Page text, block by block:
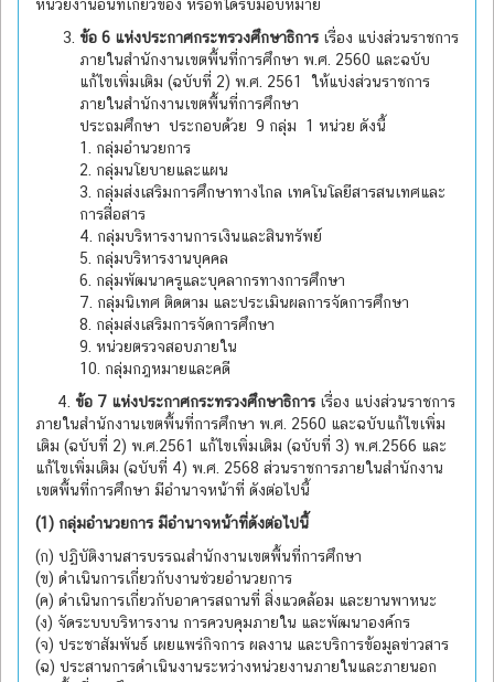
หน่วยงานอื่นที่เกี่ยวข้อง หรือที่ได้รับมอบหมาย
ข้อ 6 แห่งประกาศกระทรวงศึกษาธิการ เรื่อง แบ่งส่วนราชการ
ภายในสำนักงานเขตพื้นที่การศึกษา พ.ศ. 2560 และฉบับ
แก้ไขเพิ่มเติม (ฉบับที่ 2) พ.ศ. 2561 ให้แบ่งส่วนราชการ
ภายในสำนักงานเขตพื้นที่การศึกษา
ประถมศึกษา ประกอบด้วย 9 กลุ่ม 1 หน่วย ดังนี้
1. กลุ่มอำนวยการ
2. กลุ่มนโยบายและแผน
3. กลุ่มส่งเสริมการศึกษาทางไกล เทคโนโลยีสารสนเทศและ
การสื่อสาร
4. กลุ่มบริหารงานการเงินและสินทรัพย์
5. กลุ่มบริหารงานบุคคล
6. กลุ่มพัฒนาครูและบุคลากรทางการศึกษา
7. กลุ่มนิเทศ ติดตาม และประเมินผลการจัดการศึกษา
8. กลุ่มส่งเสริมการจัดการศึกษา
9. หน่วยตรวจสอบภายใน
10. กลุ่มกฎหมายและคดี
4. ข้อ 7 แห่งประกาศกระทรวงศึกษาธิการ เรื่อง แบ่งส่วนราชการ
ภายในสำนักงานเขตพื้นที่การศึกษา พ.ศ. 2560 และฉบับแก้ไขเพิ่ม
เติม (ฉบับที่ 2) พ.ศ.2561 แก้ไขเพิ่มเติม (ฉบับที่ 3) พ.ศ.2566 และ
แก้ไขเพิ่มเติม (ฉบับที่ 4) พ.ศ. 2568 ส่วนราชการภายในสำนักงาน
เขตพื้นที่การศึกษา มีอำนาจหน้าที่ ดังต่อไปนี้
(1) กลุ่มอำนวยการ มีอำนาจหน้าที่ดังต่อไปนี้
(ก) ปฏิบัติงานสารบรรณสำนักงานเขตพื้นที่การศึกษา
(ข) ดำเนินการเกี่ยวกับงานช่วยอำนวยการ
(ค) ดำเนินการเกี่ยวกับอาคารสถานที่ สิ่งแวดล้อม และยานพาหนะ
(ง) จัดระบบบริหารงาน การควบคุมภายใน และพัฒนาองค์กร
(จ) ประชาสัมพันธ์ เผยแพร่กิจการ ผลงาน และบริการข้อมูลข่าวสาร
(ฉ) ประสานการดำเนินงานระหว่างหน่วยงานภายในและภายนอก